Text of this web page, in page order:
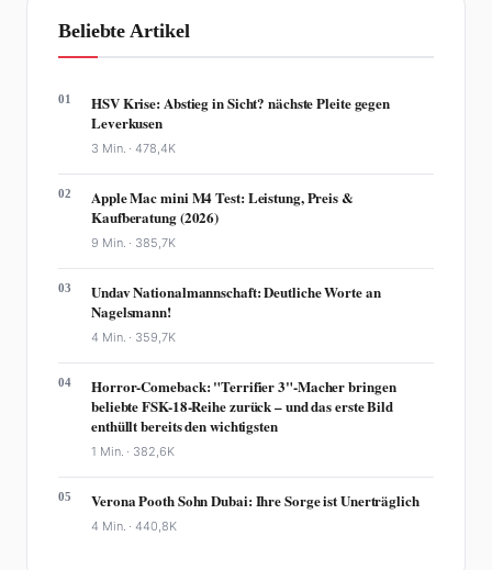
Beliebte Artikel
01
HSV Krise: Abstieg in Sicht? nächste Pleite gegen
Leverkusen
3 Min. ·478,4K
02
Apple Mac mini M4 Test: Leistung, Preis &
Kaufberatung (2026)
9 Min. · 385,7K
03
Undav Nationalmannschaft: Deutliche Worte an
Nagelsmann!
4 Min. · 359,7K
04
Horror-Comeback: "Terrifier 3"-Macher bringen
beliebte FSK-18-Reihe zurück – und das erste Bild
enthüllt bereits den wichtigsten
1 Min. · 382,6K
05 Verona Pooth Sohn Dubai: Ihre Sorge ist Unerträglich
4 Min. ·440,8K